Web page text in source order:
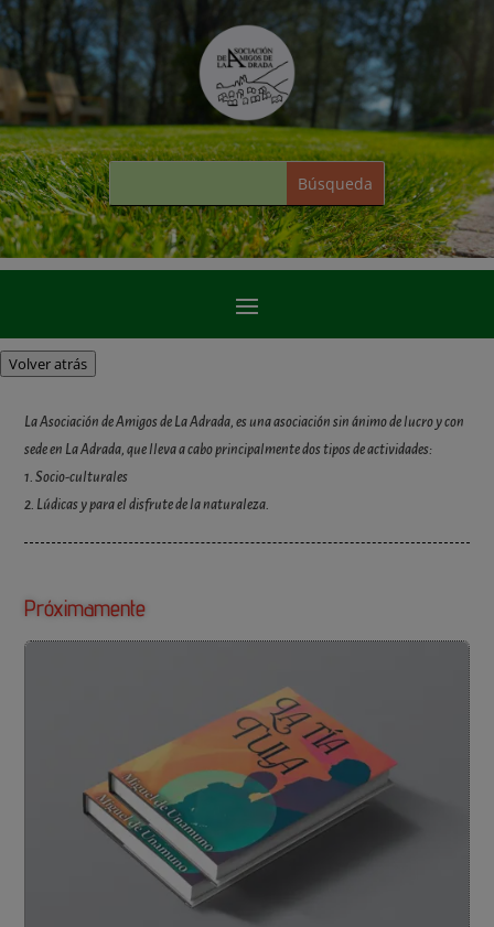
Volver atrás
La Asociación de Amigos de La Adrada, es una asociación sin ánimo de lucro y con
sede en La Adrada, que lleva a cabo principalmente dos tipos de actividades:
1. Socio-culturales
2. Lúdicas y para el disfrute de la naturaleza.
Próximamente